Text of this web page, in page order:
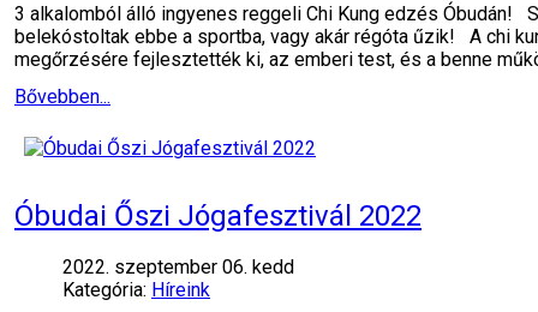
3 alkalomból álló ingyenes reggeli Chi Kung edzés Óbudán!
belekóstoltak ebbe a sportba, vagy akár régóta űzik! A chi
megőrzésére fejlesztették ki, az emberi test, és a benne
Bővebben...
Óbudai Őszi Jógafesztivál 2022
2022. szeptember 06. kedd
Kategória: Híreink